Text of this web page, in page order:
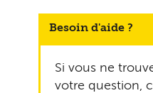
Besoin d'aide ?
Si vous ne
votre question,